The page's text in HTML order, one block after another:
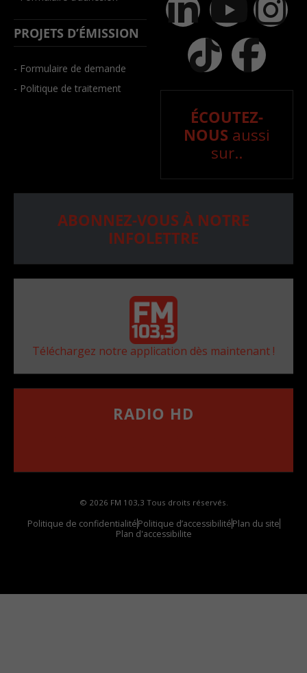
PROJETS D’ÉMISSION
- Formulaire de demande
- Politique de traitement
ÉCOUTEZ-
NOUS aussi
sur..
ABONNEZ-VOUS À NOTRE
INFOLETTRE
Téléchargez notre application dès maintenant !
RADIO HD
© 2026 FM 103,3 Tous droits réservés.
Politique de confidentialitéPolitique d’accessibilitéPlan du site
Plan d'accessibilite